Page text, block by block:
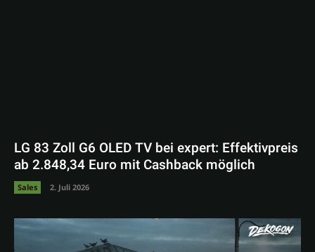
LG 83 Zoll G6 OLED TV bei expert: Effektivpreis
ab 2.848,34 Euro mit Cashback möglich
Sales 2. Juli 2026